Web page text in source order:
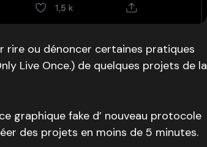
ou dénoncer certaines pratiques
Live Once.) de quelques projets de la
graphique fake d’ nouveau protocole
des projets en moins de 5 minutes.